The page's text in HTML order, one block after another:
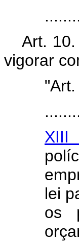
Art.
vigorar
XIII
lei
os